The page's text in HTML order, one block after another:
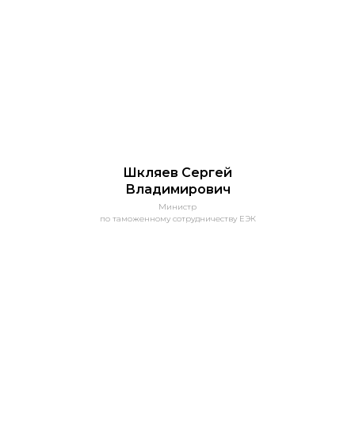
Шкляев Сергей
Владимирович
Министр
по таможенному сотрудничеству ЕЭК